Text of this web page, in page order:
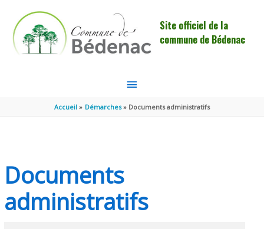
Site officiel de la
commune de Bédenac
MENU
PRINCIPAL
Accueil Démarches Documents administratifs
Documents
administratifs